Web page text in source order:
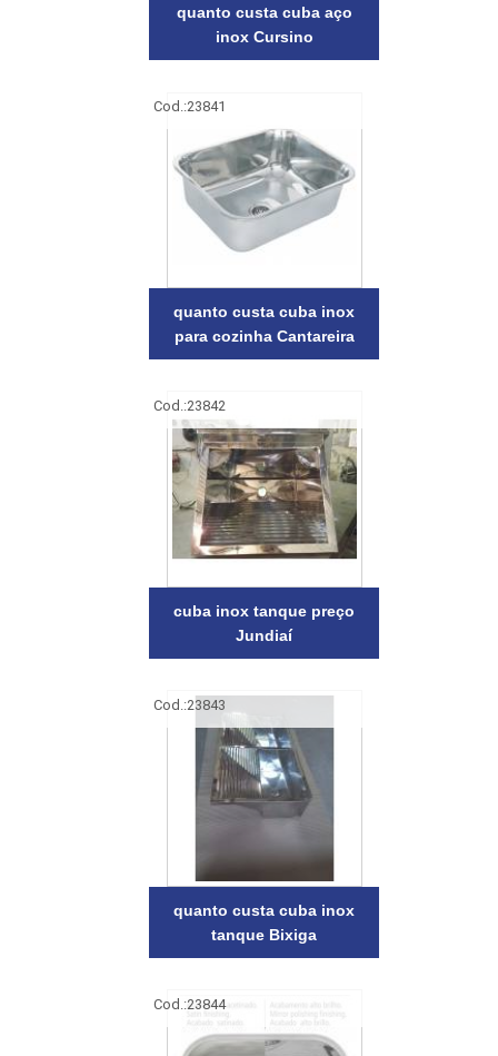
quanto custa cuba aço
inox Cursino
Cod.:23841
quanto custa cuba inox
para cozinha Cantareira
Cod.:23842
cuba inox tanque preço
Jundiaí
Cod.:23843
quanto custa cuba inox
tanque Bixiga
Cod.:23844